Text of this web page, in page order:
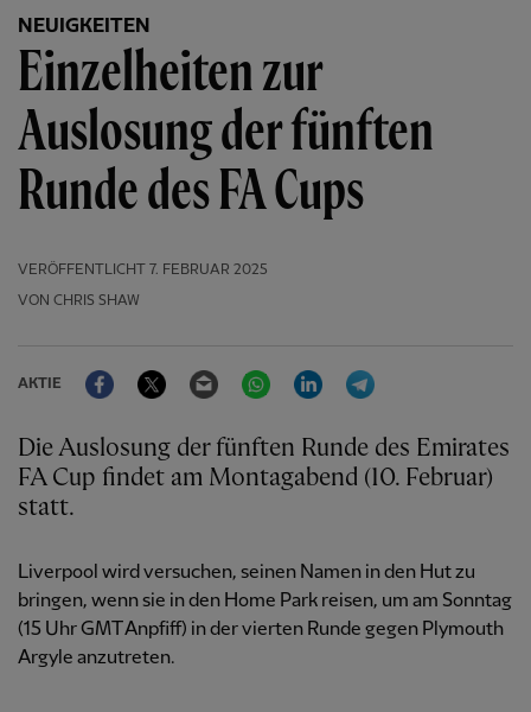
NEUIGKEITEN
Einzelheiten zur
Auslosung der fünften
Runde des FA Cups
VERÖFFENTLICHT
7. FEBRUAR 2025
VON CHRIS SHAW
AKTIE
FacebookTwitter Email WhatsAppLinkedIn
Die Auslosung der fünften Runde des Emirates
FA Cup findet am Montagabend (10. Februar)
statt.
Liverpool wird versuchen, seinen Namen in den Hut zu
bringen, wenn sie in den Home Park reisen, um am Sonntag
(15 Uhr GMT Anpfiff) in der vierten Runde gegen Plymouth
Argyle anzutreten.